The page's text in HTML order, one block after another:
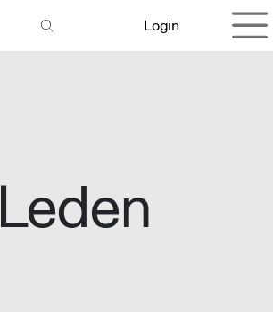
Login
Leden